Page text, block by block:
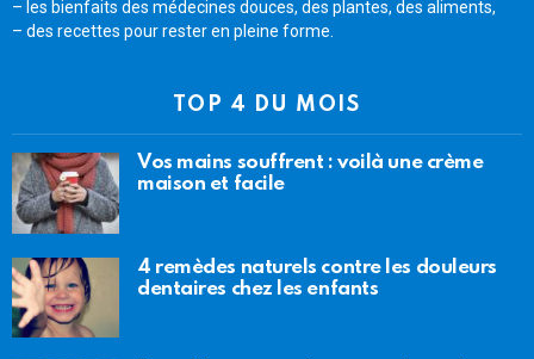
– les bienfaits des médecines douces, des plantes, des aliments,
– des recettes pour rester en pleine forme.
TOP 4 DU MOIS
Vos mains souffrent : voilà une crème
maison et facile
4 remèdes naturels contre les douleurs
dentaires chez les enfants